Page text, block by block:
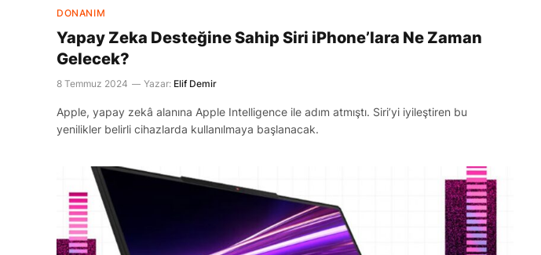
DONANIM
Yapay Zeka Desteğine Sahip Siri iPhone’lara Ne Zaman
Gelecek?
8 Temmuz 2024 Yazar: Elif Demir
Apple, yapay zekâ alanına Apple Intelligence ile adım atmıştı. Siri’yi iyileştiren bu
yenilikler belirli cihazlarda kullanılmaya başlanacak.